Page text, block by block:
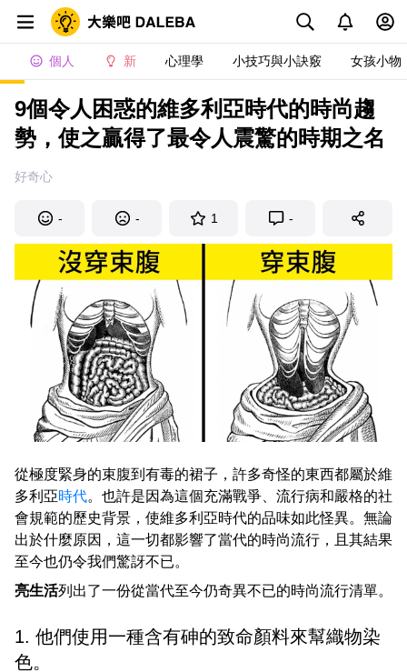
個人 新 心理學 小技巧與小訣竅 女孩小物
9個令人困惑的維多利亞時代的時尚趨
勢，使之贏得了最令人震驚的時期之名
好奇心
- - 1 -
從極度緊身的束腹到有毒的裙子，許多奇怪的東西都屬於維
多利亞時代。也許是因為這個充滿戰爭、流行病和嚴格的社
會規範的歷史背景，使維多利亞時代的品味如此怪異。無論
出於什麼原因，這一切都影響了當代的時尚流行，且其結果
至今也仍令我們驚訝不已。
亮生活列出了一份從當代至今仍奇異不已的時尚流行清單。
1. 他們使用一種含有砷的致命顏料來幫織物染
色。